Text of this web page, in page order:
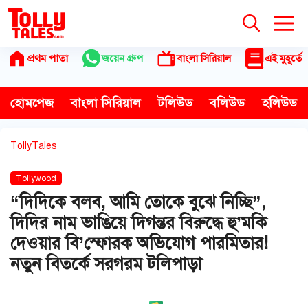
Skip
content
প্রথম পাতা জয়েন গ্রুপ বাংলা সিরিয়াল এই মুহূর্তে
হোমপেজ বাংলা সিরিয়াল টলিউড বলিউড হলিউড
TollyTales
Tollywood
“দিদিকে বলব, আমি তোকে বুঝে নিচ্ছি”,
দিদির নাম ভাঙিয়ে দিগন্তর বিরুদ্ধে হু’মকি
দেওয়ার বি’স্ফোরক অভিযোগ পারমিতার!
নতুন বিতর্কে সরগরম টলিপাড়া